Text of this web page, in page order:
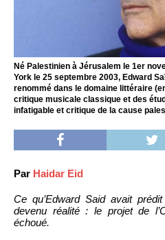
Né Palestinien à Jérusalem le 1er
York le 25 septembre 2003, Edward
renommé dans le domaine littéraire
critique musicale classique et des
infatigable et critique de la cause
Par Haidar Eid
Ce qu’Edward Said avait
devenu réalité : le projet de
échoué.